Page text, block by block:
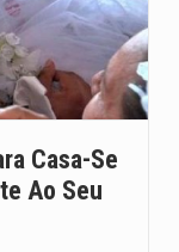
O pagamento marca o desfecho de um dos processos mais…
O programa, cuja implementação está prevista entre abril de 2026…
O Departamento de Estado norte-americano confirmou que cidadãos dos Estados…
Casa-Se
Ao Seu